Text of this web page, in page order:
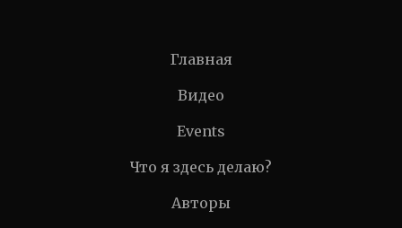
Главная
Видео
Events
Что я здесь делаю?
Авторы